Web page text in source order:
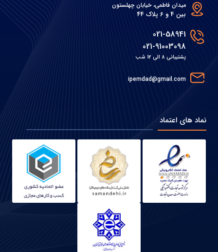
میدان فاطمی، خیابان چهلستون
بین 4 و 6 پلاک 44
021-58941
021-91003098
پشتیبانی 8 الی 12 شب
ipemdad@gmail.com
نماد های اعتماد